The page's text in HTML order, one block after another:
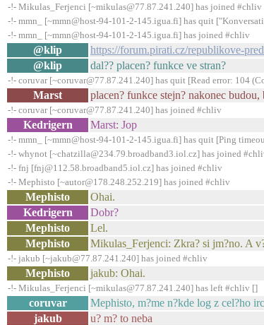
-!- Mikulas_Ferjenci [~mikulas@77.87.241.240] has joined #chliv
-!- mmn_ [~mmn@host-94-101-2-145.igua.fi] has quit
-!- mmn_ [~mmn@host-94-101-2-145.igua.fi] has joined #chliv
@klip https://forum.pirati.cz/republikove-
@klip
dal?? placen? funkce ve stran?
-!- coruvar [~coruvar@77.87.241.240] has quit [Read error: 104
Marst placen? funkce stejn? nakonec budou,
-!- coruvar [~coruvar@77.87.241.240] has joined #chliv
Kedrigern Marst: Jop
-!- mmn_ [~mmn@host-94-101-2-145.igua.fi] has quit [Ping
-!- whynot [~chatzilla@234.79.broadband3.iol.cz] has joined
-!- fnj [fnj@112.58.broadband5.iol.cz] has joined #chliv
-!- Mephisto [~autor@178.248.252.219] has joined #chliv
Mephisto Ohai.
Kedrigern
Dobr?
Mephisto
Lel.
Mephisto
Mikulas_Ferjenci: Zkra? si jm?no. A
-!- jakub [~jakub@77.87.241.240] has joined #chliv
Mephisto jakub: Ohai.
-!- Mikulas_Ferjenci [~mikulas@77.87.241.240] has left #chliv []
coruvar Mephisto, m?me n?kde log z cel?ho
jakub
u? m? to neba